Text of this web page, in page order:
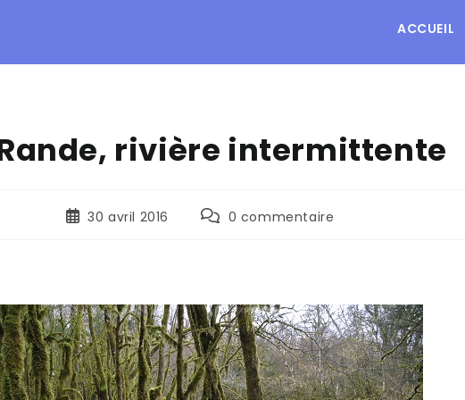
ACCUEIL
rivière intermittente
30 avril 2016 0 commentaire